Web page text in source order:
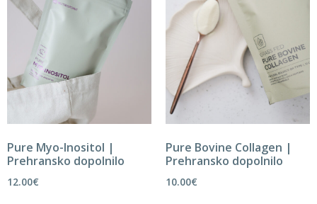
Pure Myo-Inositol |
Prehransko dopolnilo
12.00€
Pure Bovine Collagen |
Prehransko dopolnilo
10.00€